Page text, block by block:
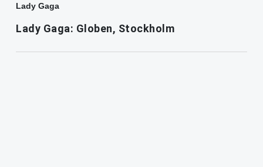
Lady Gaga
Lady Gaga: Globen, Stockholm